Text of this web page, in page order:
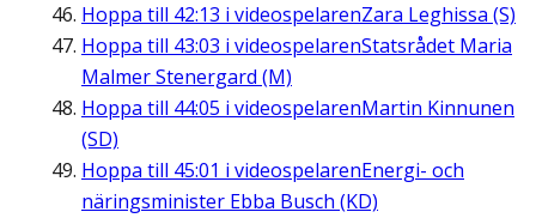
Hoppa till 42:13 i videospelarenZara Leghissa (S)
Hoppa till 43:03 i videospelarenStatsrådet Maria
Malmer Stenergard (M)
Hoppa till 44:05 i videospelarenMartin Kinnunen
(SD)
Hoppa till 45:01 i videospelarenEnergi- och
näringsminister Ebba Busch (KD)